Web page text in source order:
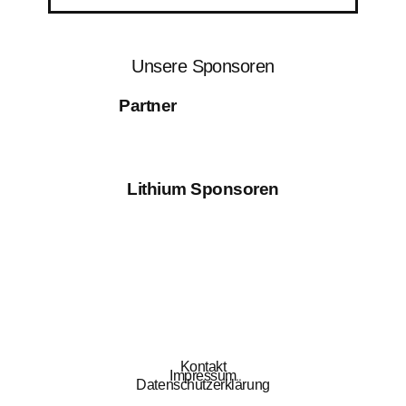
Unsere Sponsoren
Partner
Lithium Sponsoren
Kontakt
Impressum
Datenschutzerklärung